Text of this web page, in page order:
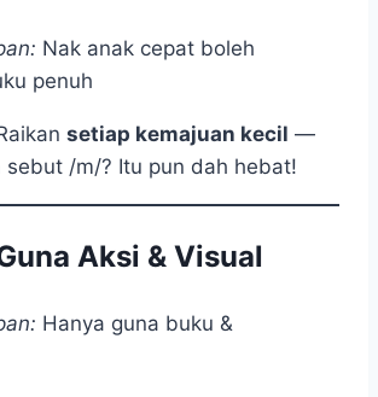
Nak anak cepat boleh
penuh
setiap kemajuan kecil —
sebut /m/? Itu pun dah hebat!
Aksi & Visual
Hanya guna buku &